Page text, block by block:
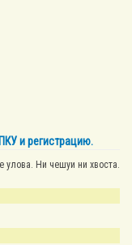
Ни чешуи ни хвоста.